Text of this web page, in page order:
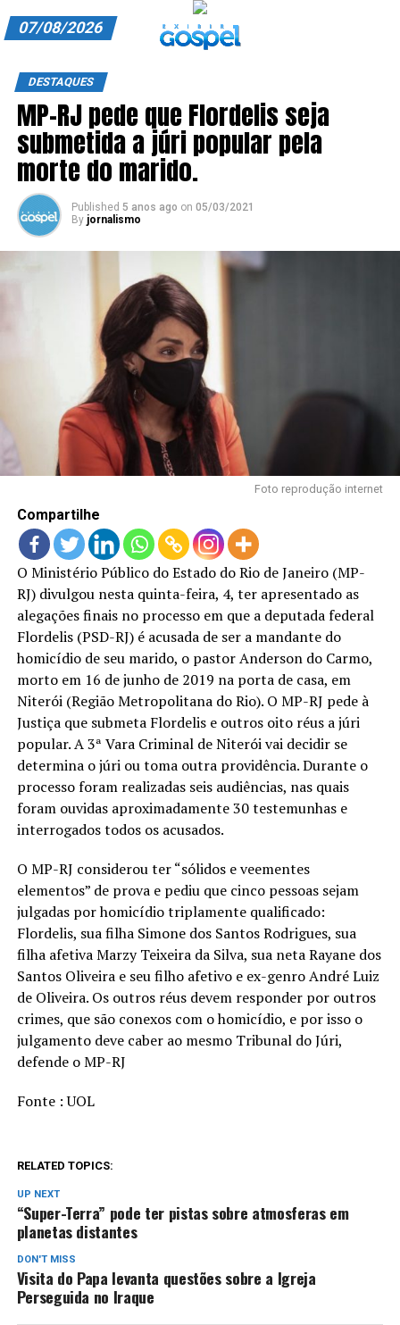
ANUNCIE CONOSCO
ASSINE
CARRINHO
EDITORIAL
FINALIZAR COMPRA
LANÇAMENTOS
07/08/2026
DESTAQUES
MP-RJ pede que Flordelis seja
submetida a júri popular pela
morte do marido.
Published 5 anos ago on 05/03/2021
By jornalismo
Foto reprodução internet
Compartilhe
O Ministério Público do Estado do Rio de Janeiro (MP-
RJ) divulgou nesta quinta-feira, 4, ter apresentado as
alegações finais no processo em que a deputada federal
Flordelis (PSD-RJ) é acusada de ser a mandante do
homicídio de seu marido, o pastor Anderson do Carmo,
morto em 16 de junho de 2019 na porta de casa, em
Niterói (Região Metropolitana do Rio). O MP-RJ pede à
Justiça que submeta Flordelis e outros oito réus a júri
popular. A 3ª Vara Criminal de Niterói vai decidir se
determina o júri ou toma outra providência. Durante o
processo foram realizadas seis audiências, nas quais
foram ouvidas aproximadamente 30 testemunhas e
interrogados todos os acusados.
O MP-RJ considerou ter “sólidos e veementes
elementos” de prova e pediu que cinco pessoas sejam
julgadas por homicídio triplamente qualificado:
Flordelis, sua filha Simone dos Santos Rodrigues, sua
filha afetiva Marzy Teixeira da Silva, sua neta Rayane dos
Santos Oliveira e seu filho afetivo e ex-genro André Luiz
de Oliveira. Os outros réus devem responder por outros
crimes, que são conexos com o homicídio, e por isso o
julgamento deve caber ao mesmo Tribunal do Júri,
defende o MP-RJ
Fonte : UOL
RELATED TOPICS:
UP NEXT
“Super-Terra” pode ter pistas sobre atmosferas em
planetas distantes
DON'T MISS
Visita do Papa levanta questões sobre a Igreja
Perseguida no Iraque